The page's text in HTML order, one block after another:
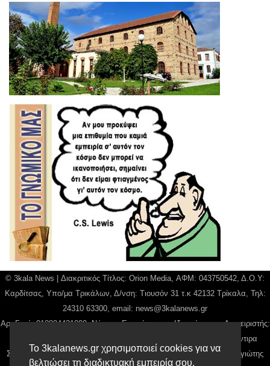
Το 3kalanews.gr χρησιμοποιεί cookies για να
βελτιώσει τη διαδικτυακή εμπειρία σου.
© 3kala News | Διακριτικός Τίτλος: Orion Media, ΑΦΜ: 043750542, Δ.Ο.Υ:
Καρδίτσας, Υπο/μα Τρικάλων, Δ/νση: Τιουσόν 31 τ.κ 42132 Τρίκαλα, Τηλ:
24310 63300, email: news@3kalanews.gr
Αρ. Γεμή: 018804431000, Νόμιμος Εκπρόσωπος, Ιδιοκτήτης και Διαχειριστής:
Παναγιώτης Φιλίππου, Διευθύντρια: Γιαννουσά Βασιλική, Διευθύντιρα
Σύνταξης: Μπαλαμπάνη Βασιλική. Δικαιούχος domain name Παναγιώτης